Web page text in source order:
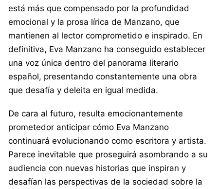
está más que compensado por la profundidad
emocional y la prosa lírica de Manzano, que
mantienen al lector comprometido e inspirado. En
definitiva, Eva Manzano ha conseguido establecer
una voz única dentro del panorama literario
español, presentando constantemente una obra
que desafía y deleita en igual medida.
De cara al futuro, resulta emocionantemente
prometedor anticipar cómo Eva Manzano
continuará evolucionando como escritora y artista.
Parece inevitable que proseguirá asombrando a su
audiencia con nuevas historias que inspiran y
desafían las perspectivas de la sociedad sobre la